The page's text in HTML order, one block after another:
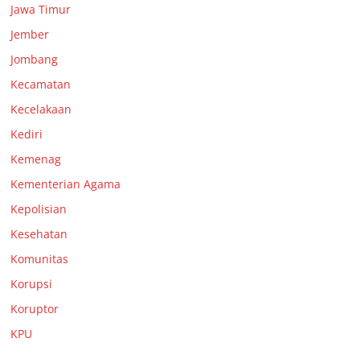
Jawa Timur
Jember
Jombang
Kecamatan
Kecelakaan
Kediri
Kemenag
Kementerian Agama
Kepolisian
Kesehatan
Komunitas
Korupsi
Koruptor
KPU